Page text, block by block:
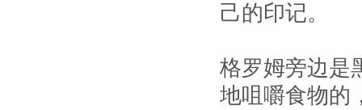
己的印记。
格罗姆旁边是
地咀嚼食物的